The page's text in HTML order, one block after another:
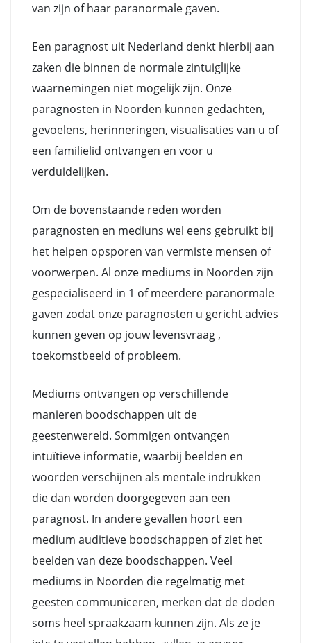
van zijn of haar paranormale gaven.
Een paragnost uit Nederland denkt hierbij aan
zaken die binnen de normale zintuiglijke
waarnemingen niet mogelijk zijn. Onze
paragnosten in Noorden kunnen gedachten,
gevoelens, herinneringen, visualisaties van u of
een familielid ontvangen en voor u
verduidelijken.
Om de bovenstaande reden worden
paragnosten en mediuns wel eens gebruikt bij
het helpen opsporen van vermiste mensen of
voorwerpen. Al onze mediums in Noorden zijn
gespecialiseerd in 1 of meerdere paranormale
gaven zodat onze paragnosten u gericht advies
kunnen geven op jouw levensvraag ,
toekomstbeeld of probleem.
Mediums ontvangen op verschillende
manieren boodschappen uit de
geestenwereld. Sommigen ontvangen
intuïtieve informatie, waarbij beelden en
woorden verschijnen als mentale indrukken
die dan worden doorgegeven aan een
paragnost. In andere gevallen hoort een
medium auditieve boodschappen of ziet het
beelden van deze boodschappen. Veel
mediums in Noorden die regelmatig met
geesten communiceren, merken dat de doden
soms heel spraakzaam kunnen zijn. Als ze je